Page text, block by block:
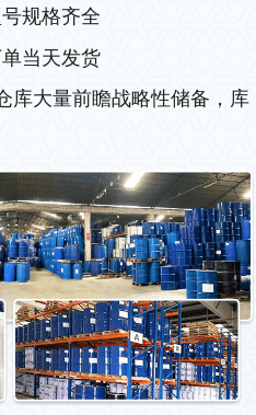
规格齐全
当天发货
库大量前瞻战略性储备，库